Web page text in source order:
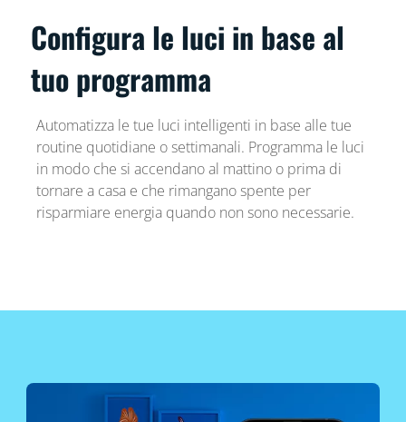
Configura le luci in base al
tuo programma
Automatizza le tue luci intelligenti in base alle tue
routine quotidiane o settimanali. Programma le luci
in modo che si accendano al mattino o prima di
tornare a casa e che rimangano spente per
risparmiare energia quando non sono necessarie.